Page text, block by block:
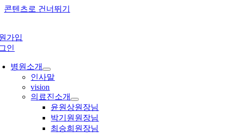
콘텐츠로 건너뛰기
가입
인
병원소개
인사말
vision
의료진소개
윤원상원장님
박기원원장님
최승희원장님